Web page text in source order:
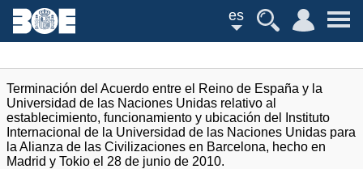
es
Terminación del Acuerdo entre el Reino de España y la
Universidad de las Naciones Unidas relativo al
establecimiento, funcionamiento y ubicación del Instituto
Internacional de la Universidad de las Naciones Unidas para
la Alianza de las Civilizaciones en Barcelona, hecho en
Madrid y Tokio el 28 de junio de 2010.